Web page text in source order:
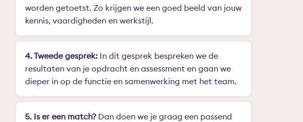
worden getoetst. Zo krijgen we een goed beeld van jouw
kennis, vaardigheden en werkstijl.
4. Tweede gesprek: In dit gesprek bespreken we de
resultaten van je opdracht en assessment en gaan we
dieper in op de functie en samenwerking met het team.
5. Is er een match?Dan doen we je graag een passend